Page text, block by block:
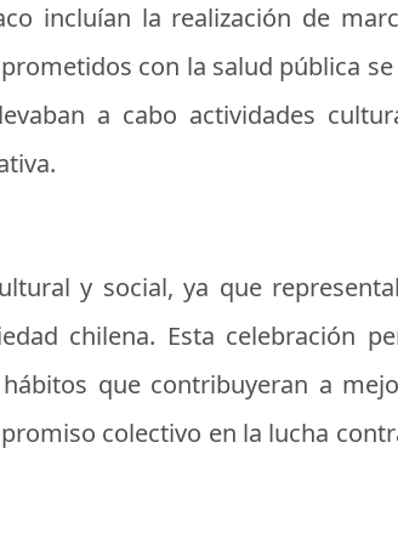
incluían la realización de
con la salud pública
a cabo actividades
y social, ya que
chilena. Esta celebración
que contribuyeran a
colectivo en la lucha